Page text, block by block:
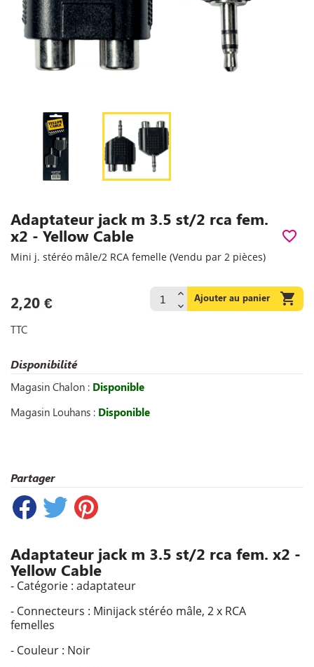
Adaptateur jack m 3.5 st/2 rca fem.
x2 - Yellow Cable
favorite_border
Mini j. stéréo mâle/2 RCA femelle (Vendu par 2 pièces)
2,20 € Ajouter au panier 
TTC
Disponibilité
Magasin Chalon : Disponible
Magasin Louhans : Disponible
Partager
Adaptateur jack m 3.5 st/2 rca fem. x2 -
Yellow Cable
- Catégorie : adaptateur
- Connecteurs : Minijack stéréo mâle, 2 x RCA
femelles
- Couleur : Noir